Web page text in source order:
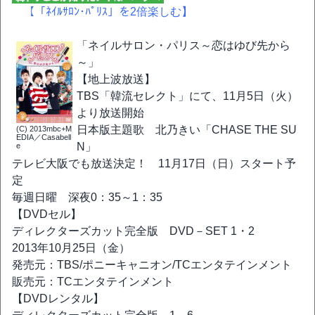
【「ﾈｲﾙｻﾛﾝ･ﾊﾟﾘｽ」を2倍楽しむ】
(C) 2013mbc+M
EDIA／Casabell
e
「ネイルサロン・パリス～恋はゆび先から
～」
【地上波放送】
TBS「韓流セレクト」にて、11月5日（火）
より放送開始
日本版主題歌 北乃きい「CHASE THE SU
N」
テレビ大阪でも放送決定！ 11月17日（日）スタート予
定
毎週日曜 深夜0：35～1：35
【DVDセル】
ディレクターズカット完全版 DVD－SET 1・2
2013年10月25日（金）
発売元：TBS/ポニーキャニオン/TCエンタテインメント
販売元：TCエンタテインメント
【DVDレンタル】